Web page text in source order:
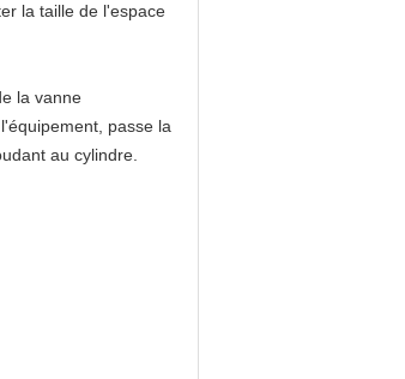
la taille de l'espace
la vanne
passe la
au cylindre.